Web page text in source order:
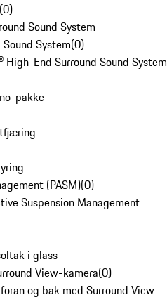
(0)
Sound System
System(0)
End Surround Sound System
pakke
(PASM)(0)
Suspension Management
i glass
View-kamera(0)
og bak med Surround View-